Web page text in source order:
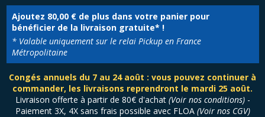
Ajoutez 80,00 €de plus dans votre panier pour
bénéficier de la livraison gratuite* !
* Valable uniquement sur le relai Pickup en France
Métropolitaine
Congés annuels du 7 au 24 août : vous pouvez continuer à
commander, les livraisons reprendront le mardi 25 août.
Livraison offerte à partir de 80€ d'achat (Voir nos conditions)-
Paiement 3X, 4X sans frais possible avec FLOA (Voir nos CGV)